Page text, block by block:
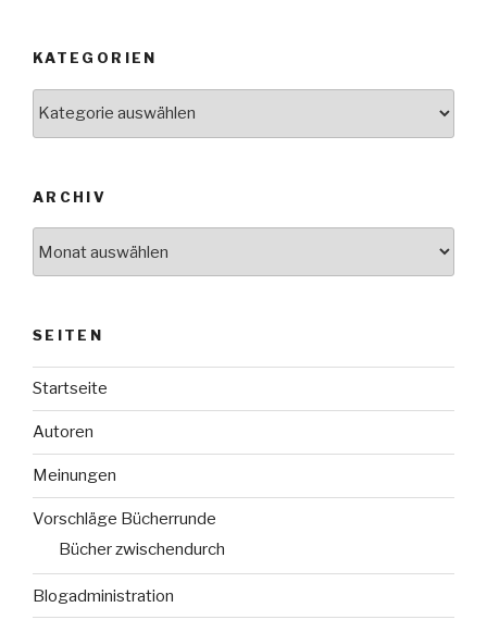
KATEGORIEN
ARCHIV
SEITEN
Startseite
Autoren
Meinungen
Vorschläge Bücherrunde
Bücher zwischendurch
Blogadministration